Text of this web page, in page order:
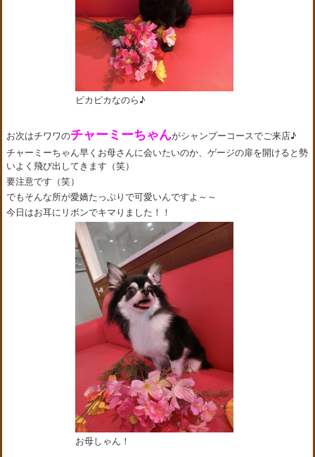
ピカピカなのら♪
お次はチワワのチャーミーちゃんがシャンプーコースでご来店♪
チャーミーちゃん早くお母さんに会いたいのか、ゲージの扉を開けると勢
いよく飛び出してきます（笑）
要注意です（笑）
でもそんな所が愛嬌たっぷりで可愛いんですよ～～
今日はお耳にリボンでキマりました！！
お母しゃん！